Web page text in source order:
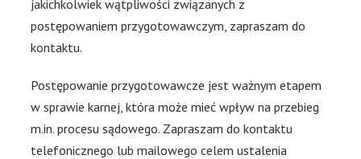
jakichkolwiek wątpliwości związanych z
postępowaniem przygotowawczym, zapraszam do
kontaktu.
Postępowanie przygotowawcze jest ważnym etapem
w sprawie karnej, która może mieć wpływ na przebieg
m.in. procesu sądowego. Zapraszam do kontaktu
telefonicznego lub mailowego celem ustalenia